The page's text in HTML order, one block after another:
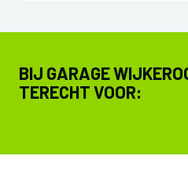
BIJ GARAGE
TERECHT VOOR: